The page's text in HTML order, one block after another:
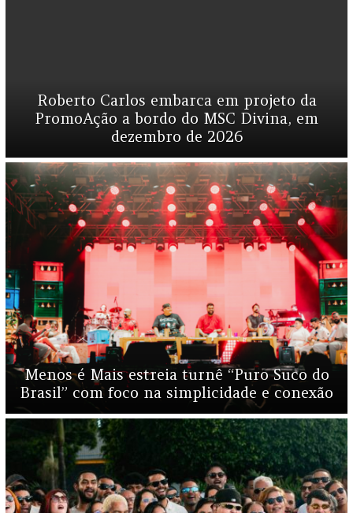
Roberto Carlos embarca em projeto da
PromoAção a bordo do MSC Divina, em
dezembro de 2026
Menos é Mais estreia turnê “Puro Suco do
Brasil” com foco na simplicidade e conexão